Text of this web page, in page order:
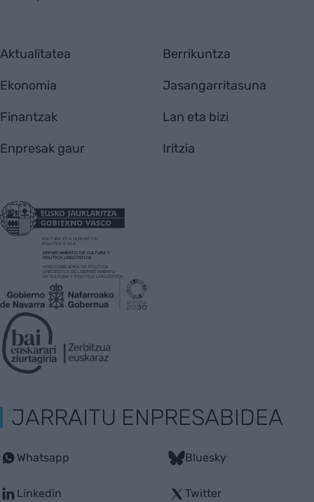
Aktualitatea
Ekonomia
Finantzak
Enpresak gaur
Berrikuntza
Jasangarritasuna
Lan eta bizi
Iritzia
JARRAITU ENPRESABIDEA
Whatsapp
Linkedin
Bluesky
Twitter